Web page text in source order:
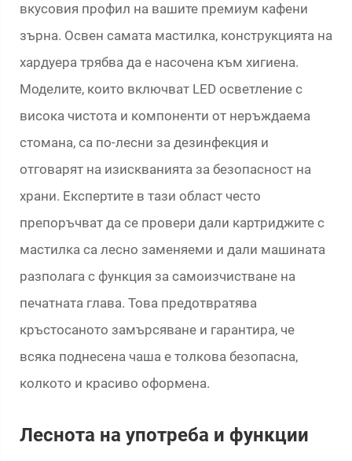
вкусовия профил на вашите премиум кафени
зърна. Освен самата мастилка, конструкцията на
хардуера трябва да е насочена към хигиена.
Моделите, които включват LED осветление с
висока чистота и компоненти от неръждаема
стомана, са по-лесни за дезинфекция и
отговарят на изискванията за безопасност на
храни. Експертите в тази област често
препоръчват да се провери дали картриджите с
мастилка са лесно заменяеми и дали машината
разполага с функция за самоизчистване на
печатната глава. Това предотвратява
кръстосаното замърсяване и гарантира, че
всяка поднесена чаша е толкова безопасна,
колкото и красиво оформена.
Леснота на употреба и функции